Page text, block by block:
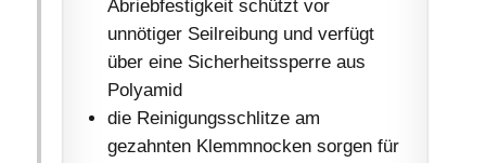
Abriebfestigkeit schützt vor
unnötiger Seilreibung und verfügt
über eine Sicherheitssperre aus
Polyamid
die Reinigungsschlitze am
gezahnten Klemmnocken sorgen für